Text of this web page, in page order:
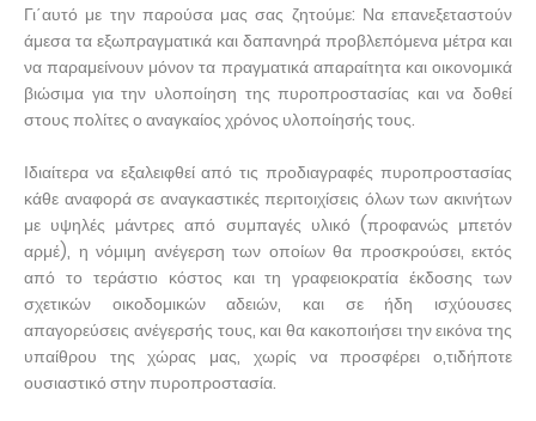
Γι΄αυτό με την παρούσα μας σας ζητούμε: Να επανεξεταστούν
άμεσα τα εξωπραγματικά και δαπανηρά προβλεπόμενα μέτρα και
να παραμείνουν μόνον τα πραγματικά απαραίτητα και οικονομικά
βιώσιμα για την υλοποίηση της πυροπροστασίας και να δοθεί
στους πολίτες ο αναγκαίος χρόνος υλοποίησής τους.
Ιδιαίτερα να εξαλειφθεί από τις προδιαγραφές πυροπροστασίας
κάθε αναφορά σε αναγκαστικές περιτοιχίσεις όλων των ακινήτων
με υψηλές μάντρες από συμπαγές υλικό (προφανώς μπετόν
αρμέ), η νόμιμη ανέγερση των οποίων θα προσκρούσει, εκτός
από το τεράστιο κόστος και τη γραφειοκρατία έκδοσης των
σχετικών οικοδομικών αδειών, και σε ήδη ισχύουσες
απαγορεύσεις ανέγερσής τους, και θα κακοποιήσει την εικόνα της
υπαίθρου της χώρας μας, χωρίς να προσφέρει ο,τιδήποτε
ουσιαστικό στην πυροπροστασία.